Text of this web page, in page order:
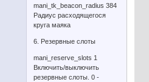
mani_tk_beacon_radius 384
Радиус расходящегося
круга маяка
6. Резервные слоты
mani_reserve_slots 1
Включить/выключить
резервные слоты. 0 -